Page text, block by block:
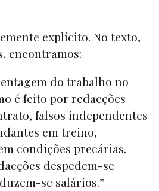
explícito. No texto,
encontramos:
do trabalho no
é feito por redacções
falsos independentes
em treino,
condições precárias.
despedem-se
se salários.”